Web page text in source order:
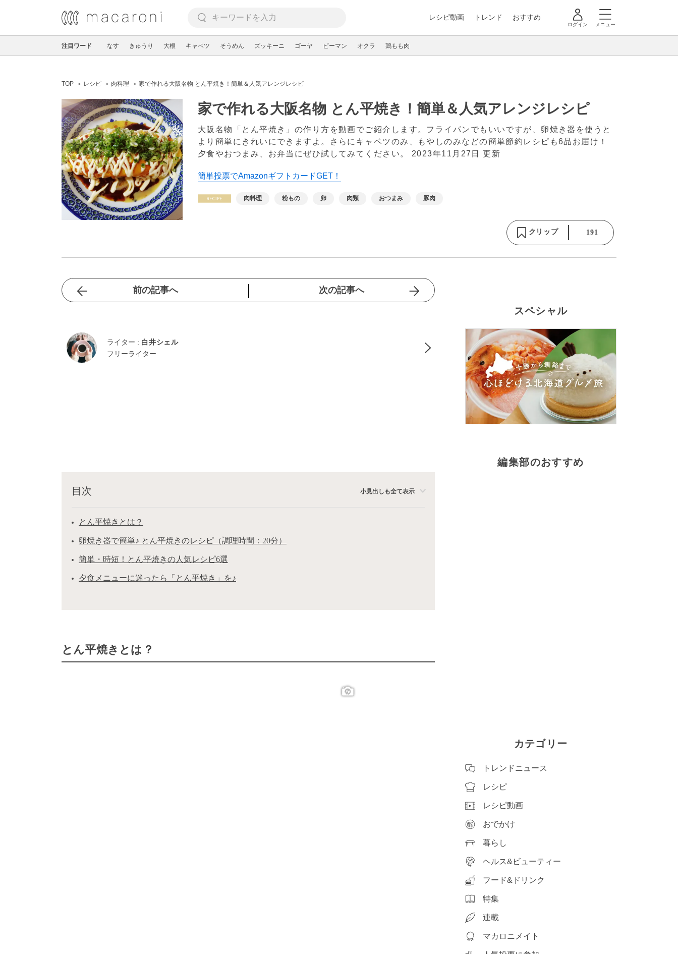
レシピ動画 トレンド おすすめ
ログイン メニュー
注目ワード なす きゅうり 大根 キャベツ そうめん ズッキーニ ゴーヤ ピーマン オクラ 鶏もも肉
TOP レシピ 肉料理 家で作れる大阪名物 とん平焼き！簡単＆人気アレンジレシピ
家で作れる大阪名物 とん平焼き！簡単＆人気アレンジレシピ
大阪名物「とん平焼き」の作り方を動画でご紹介します。フライパンでもいいですが、卵焼き器を使うと
より簡単にきれいにできますよ。さらにキャベツのみ、もやしのみなどの簡単節約レシピも6品お届け！
夕食やおつまみ、お弁当にぜひ試してみてください。 2023年11月27日 更新
簡単投票でAmazonギフトカードGET！
肉料理 粉もの 卵 肉類 おつまみ 豚肉
クリップ 191
前の記事へ 次の記事へ
ライター : 白井シェル
フリーライター
目次 小見出しも全て表示
とん平焼きとは？
卵焼き器で簡単♪ とん平焼きのレシピ（調理時間：20分）
簡単・時短！とん平焼きの人気レシピ6選
夕食メニューに迷ったら「とん平焼き」を♪
とん平焼きとは？
スペシャル
編集部のおすすめ
カテゴリー
トレンドニュース
レシピ
レシピ動画
おでかけ
暮らし
ヘルス&ビューティー
フード&ドリンク
特集
連載
マカロニメイト